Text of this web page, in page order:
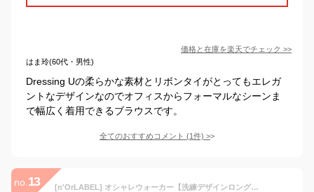
価格と在庫を楽天でチェック >>
はま玲(60代・男性)
Dressing Uの柔らかな素材とリボンタイがとってもエレガ
ントなデザインなのでオフィスからフォーマルなシーンま
で幅広く着用できるブラウスです。
全てのおすすめコメント (1件) >
no. 13 [n'OrLABEL] オシャレウォーカー【洗練デザインロングシャツ】トップス 半袖 七分袖 五分袖 夏 春 オフィス カジュアル レディース ブラウス ゆったり 体型カバー しわになりにくい 男女兼用（フリーサイズ,ピンクベージュ）tfn0094